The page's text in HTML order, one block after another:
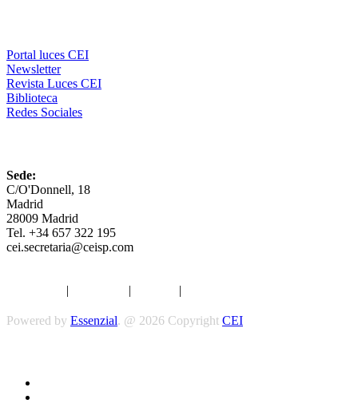
Portal luces CEI
Newsletter
Revista Luces CEI
Biblioteca
Redes Sociales
Sede:
C/O'Donnell, 18
Madrid
28009 Madrid
Tel. +34 657 322 195
cei.secretaria@ceisp.com
| | |
Powered by Essenzial. @ 2026 Copyright CEI